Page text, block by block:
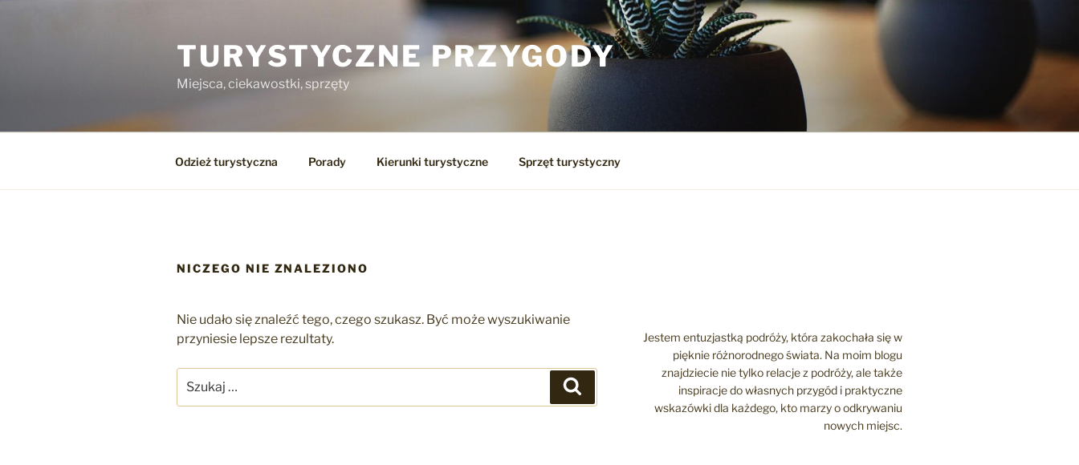
TURYSTYCZNE PRZYGODY
Miejsca, ciekawostki, sprzęty
Odzież turystyczna Porady Kierunki turystyczne Sprzęt turystyczny
NICZEGO NIE ZNALEZIONO
Nie udało się znaleźć tego, czego szukasz. Być może wyszukiwanie
przyniesie lepsze rezultaty.
Jestem entuzjastką podróży, która zakochała się w
pięknie różnorodnego świata. Na moim blogu
znajdziecie nie tylko relacje z podróży, ale także
inspiracje do własnych przygód i praktyczne
wskazówki dla każdego, kto marzy o odkrywaniu
nowych miejsc.